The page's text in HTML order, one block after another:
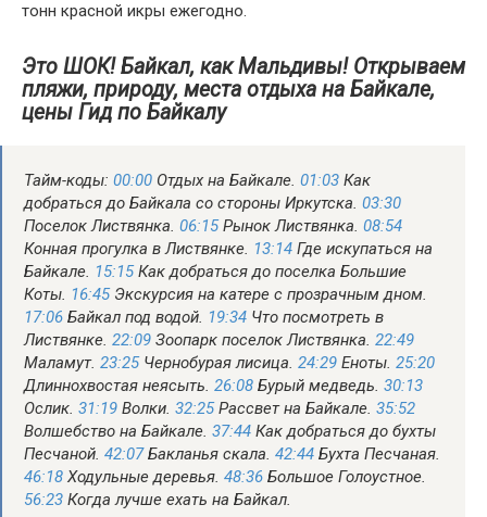
тонн красной икры ежегодно.
Это ШОК! Байкал, как Мальдивы! Открываем
пляжи, природу, места отдыха на Байкале,
цены Гид по Байкалу
Тайм-коды: 00:00 Отдых на Байкале. 01:03 Как
добраться до Байкала со стороны Иркутска. 03:30
Поселок Листвянка. 06:15Рынок Листвянка. 08:54
Конная прогулка в Листвянке. 13:14 Где искупаться на
Байкале. 15:15Как добраться до поселка Большие
Коты. 16:45Экскурсия на катере с прозрачным дном.
17:06 Байкал под водой. 19:34 Что посмотреть в
Листвянке. 22:09 Зоопарк поселок Листвянка. 22:49
Маламут. 23:25Чернобурая лисица. 24:29 Еноты. 25:20
Длиннохвостая неясыть. 26:08 Бурый медведь. 30:13
Ослик. 31:19 Волки. 32:25Рассвет на Байкале. 35:52
Волшебство на Байкале. 37:44 Как добраться до бухты
Песчаной. 42:07Бакланья скала. 42:44 Бухта Песчаная.
46:18 Ходульные деревья. 48:36 Большое Голоустное.
56:23 Когда лучше ехать на Байкал.